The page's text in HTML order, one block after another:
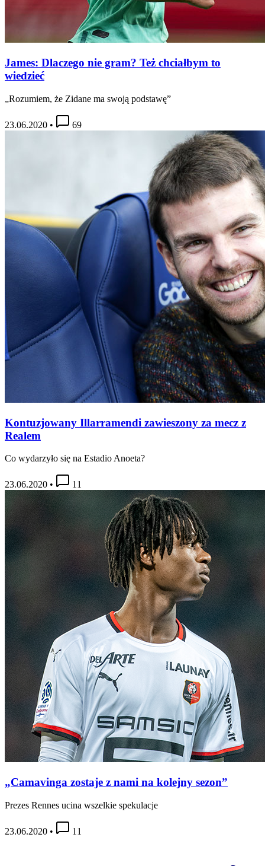
James: Dlaczego nie gram? Też chciałbym to
wiedzieć
„Rozumiem, że Zidane ma swoją podstawę”
23.06.2020 • 69
Kontuzjowany Illarramendi zawieszony za mecz z
Realem
Co wydarzyło się na Estadio Anoeta?
23.06.2020 • 11
„Camavinga zostaje z nami na kolejny sezon”
Prezes Rennes ucina wszelkie spekulacje
23.06.2020 • 11